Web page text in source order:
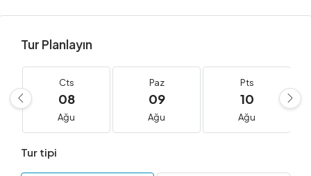
Tur Planlayın
Cts
08
Ağu
Paz
09
Ağu
Pts
10
Ağu
Tur tipi